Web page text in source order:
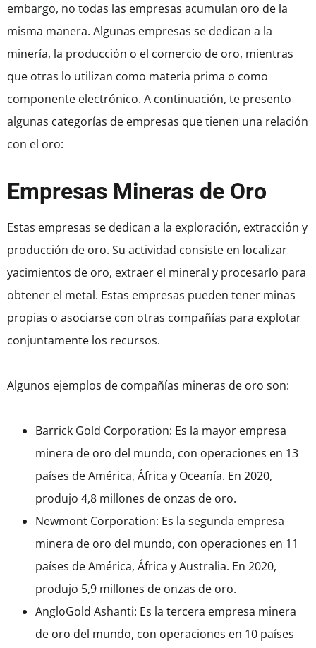
embargo, no todas las empresas acumulan oro de la
misma manera. Algunas empresas se dedican a la
minería, la producción o el comercio de oro, mientras
que otras lo utilizan como materia prima o como
componente electrónico. A continuación, te presento
algunas categorías de empresas que tienen una relación
con el oro:
Empresas Mineras de Oro
Estas empresas se dedican a la exploración, extracción y
producción de oro. Su actividad consiste en localizar
yacimientos de oro, extraer el mineral y procesarlo para
obtener el metal. Estas empresas pueden tener minas
propias o asociarse con otras compañías para explotar
conjuntamente los recursos.
Algunos ejemplos de compañías mineras de oro son:
Barrick Gold Corporation: Es la mayor empresa
minera de oro del mundo, con operaciones en 13
países de América, África y Oceanía. En 2020,
produjo 4,8 millones de onzas de oro.
Newmont Corporation: Es la segunda empresa
minera de oro del mundo, con operaciones en 11
países de América, África y Australia. En 2020,
produjo 5,9 millones de onzas de oro.
AngloGold Ashanti: Es la tercera empresa minera
de oro del mundo, con operaciones en 10 países